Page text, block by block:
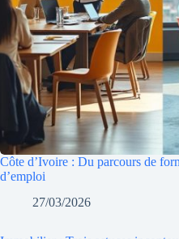
Côte d’Ivoire : Du parcours de
d’emploi
27/03/2026